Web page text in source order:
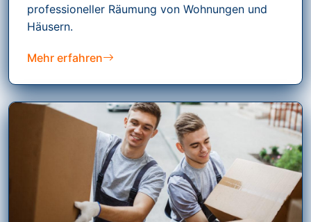
professioneller Räumung von Wohnungen und
Häusern.
Mehr erfahren